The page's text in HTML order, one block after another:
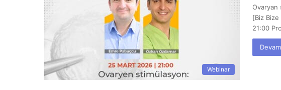
Webinar
Ovaryan
[Biz
21:00